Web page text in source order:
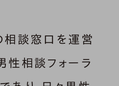
相談窓口を運営
性相談フォーラ